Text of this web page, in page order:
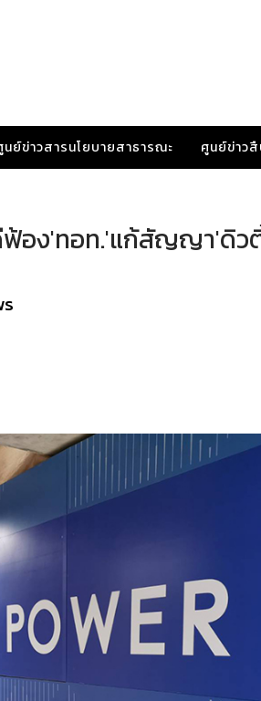
นย์ข่าวสารนโยบายสาธารณะ ศูนย์ข่าว
ฟ้อง'ทอท.'แก้สัญญา'ดิว